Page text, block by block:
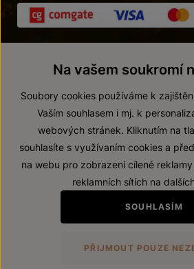
© 2026 ZNOVÍN
Prohlášení o
Zákaz prodeje alkoholických nápojů
Vytvořil
Na vašem soukromí
Soubory cookies používáme k
Vaším souhlasem i mj. k
webových stránek. Kliknutím na
souhlasíte s využívaním cookies a
na webu pro zobrazení cílené
reklamních sítích na
SOUHLASÍM
PŘIJMOUT POUZE